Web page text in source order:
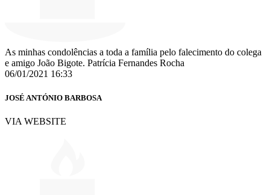
As minhas condolências a toda a família pelo falecimento do colega
e amigo João Bigote. Patrícia Fernandes Rocha
06/01/2021 16:33
JOSÉ ANTÓNIO BARBOSA
VIA WEBSITE